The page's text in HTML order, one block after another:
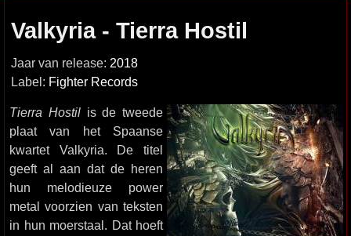
Valkyria - Tierra Hostil
Jaar van release: 2018
Label: Fighter Records
Tierra Hostilis de tweede
plaat van het Spaanse
kwartet Valkyria. De titel
geeft al aan dat de heren
hun melodieuze power
metal voorzien van teksten
in hun moerstaal. Dat hoeft